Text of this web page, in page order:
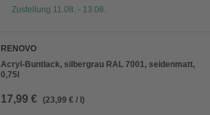
Zustellung 11.08. - 13.08.
RENOVO
Acryl-Buntlack, silbergrau RAL 7001, seidenmatt,
0,75l
17,99 € (23,99 € / l)